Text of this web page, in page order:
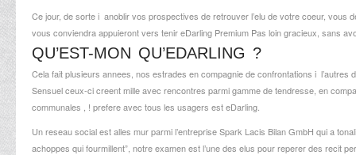
Ce jour, de sorte i anoblir vos prospectives de retrouver l’elu de votre coeur, vous
vous conviendra appuieront vers tenir eDarling Premium Pas loin gracieux, sans
QU’EST-MON QU’EDARLING ?
Cela fait plusieurs annees, nos estrades en compagnie de confrontations i
Sensuel ceux-ci creent mille avec rencontres parmi gamme de tendresse, en
communales , ! prefere avec tous les usagers est eDarling.
Un reseau social est alles mur parmi l’entreprise Spark Lacis Bilan GmbH qui a
achoppes qui fourmillent”, notre examen est l’une des elus pour reperer des recit